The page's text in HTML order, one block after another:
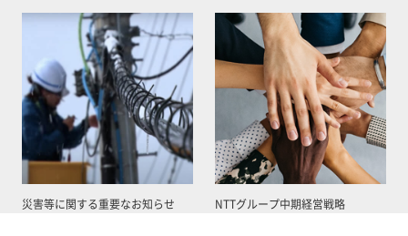
災害等に関する重要なお知らせ NTTグループ中期経営戦略